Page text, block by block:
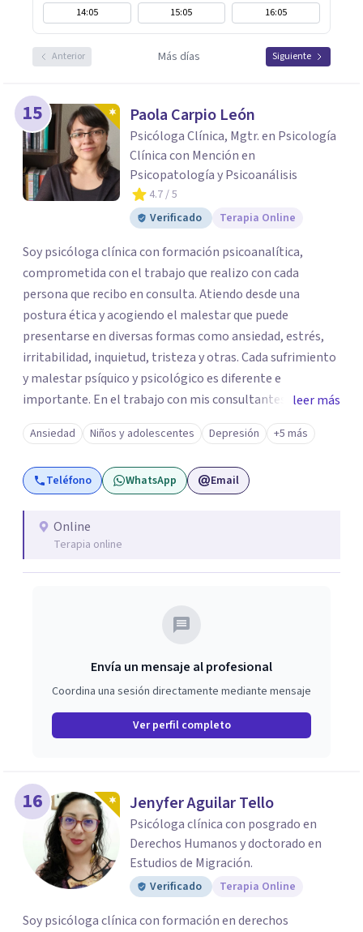
14:05 15:05 16:05
Anterior Más días Siguiente
15 Paola Carpio León
Psicóloga Clínica, Mgtr. en Psicología
Clínica con Mención en
Psicopatología y Psicoanálisis
4.7/ 5
Verificado
Terapia Online
Soy psicóloga clínica con formación psicoanalítica,
comprometida con el trabajo que realizo con cada
persona que recibo en consulta. Atiendo desde una
postura ética y acogiendo el malestar que puede
presentarse en diversas formas como ansiedad, estrés,
irritabilidad, inquietud, tristeza y otras. Cada sufrimiento
y malestar psíquico y psicológico es diferente e
importante. En el trabajo con mis consultantes apunto a
trabajar a través de la palabra para dar paso a lo nuevo.
En Superar me desempeño en el área de psicoterapia
emocional en la atención a niños/as, adolescentes y
adultos. Este trabajo incluye sesiones con padres y visitas
leer más
Ansiedad Niños y adolescentes Depresión +5 más
Teléfono WhatsApp Email
Online
Terapia online
Envía un mensaje al profesional
Coordina una sesión directamente mediante mensaje
Ver perfil completo
16 Jenyfer Aguilar Tello
Psicóloga clínica con posgrado en
Derechos Humanos y doctorado en
Estudios de Migración.
Verificado Terapia Online
Soy psicóloga clínica con formación en derechos